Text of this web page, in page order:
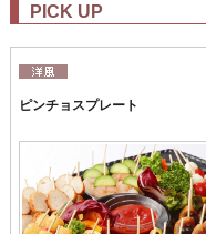
PICK UP
ピンチョスプレート